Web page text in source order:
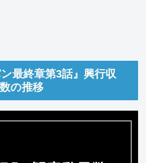
最終章第3話』興行収
の推移